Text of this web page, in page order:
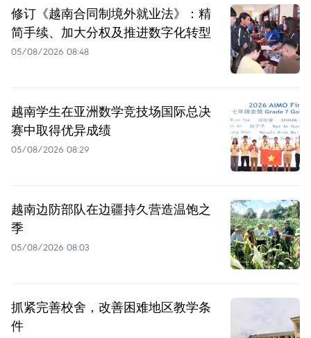
修订《越南合同制境外就业法》：精
简手续、加大分权及推进数字化转型
05/08/2026 08:48
越南学生在亚洲数学竞技场国际总决
赛中取得优异成绩
05/08/2026 08:29
越南边防部队在边疆持久营造温饱之
季
05/08/2026 08:03
抓紧完善校舍，改善困难地区教学条
件